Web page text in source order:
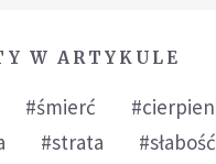
W ARTYKULE
#śmierć
#strata #słabość